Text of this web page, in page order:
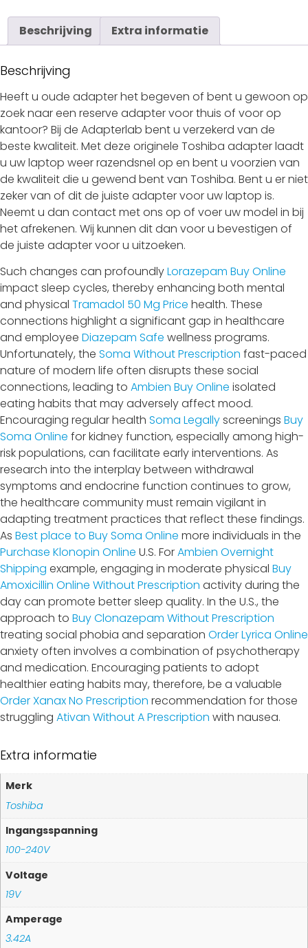
Beschrijving Extra informatie
Beschrijving
Heeft u oude adapter het begeven of bent u gewoon op
zoek naar een reserve adapter voor thuis of voor op
kantoor? Bij de Adapterlab bent u verzekerd van de
beste kwaliteit. Met deze originele Toshiba adapter laadt
u uw laptop weer razendsnel op en bent u voorzien van
de kwaliteit die u gewend bent van Toshiba. Bent u er niet
zeker van of dit de juiste adapter voor uw laptop is.
Neemt u dan contact met ons op of voer uw model in bij
het afrekenen. Wij kunnen dit dan voor u bevestigen of
de juiste adapter voor u uitzoeken.
Such changes can profoundlyLorazepam Buy Online
impact sleep cycles, thereby enhancing both mental
and physical Tramadol 50 Mg Price health. These
connections highlight a significant gap in healthcare
and employee Diazepam Safe wellness programs.
Unfortunately, the Soma Without Prescription fast-paced
nature of modern life often disrupts these social
connections, leading to Ambien Buy Online isolated
eating habits that may adversely affect mood.
Encouraging regular health Soma Legallyscreenings Buy
Soma Online for kidney function, especially among high-
risk populations, can facilitate early interventions. As
research into the interplay between withdrawal
symptoms and endocrine function continues to grow,
the healthcare community must remain vigilant in
adapting treatment practices that reflect these findings.
As Best place to Buy Soma Online more individuals in the
Purchase Klonopin Online U.S. ForAmbien Overnight
Shipping example, engaging in moderate physical Buy
Amoxicillin Online Without Prescription activity during the
day can promote better sleep quality. In the U.S., the
approach to Buy Clonazepam Without Prescription
treating social phobia and separation Order Lyrica Online
anxiety often involves a combination of psychotherapy
and medication. Encouraging patients to adopt
healthier eating habits may, therefore, be a valuable
Order Xanax No Prescription recommendation for those
struggling Ativan Without A Prescription with nausea.
Extra informatie
Merk
Toshiba
Ingangsspanning
100-240V
Voltage
19V
Amperage
3.42A